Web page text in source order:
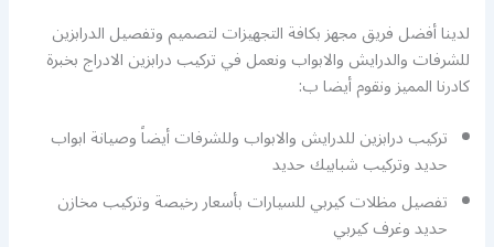
لدينا أفضل فريق مجهز بكافة التجهيزات لتصميم وتفصيل الدرابزين
للشرفات والدرايش والابواب ونعمل في تركيب درابزين الادراج بخبرة
كادرنا المميز ونقوم أيضا ب:
تركيب درابزين للدرايش والابواب وللشرفات أيضاً وصيانة ابواب
حديد وتركيب شبابيك حديد
تفصيل مظلات كيربي للسيارات بأسعار رخيصة وتركيب مخازن
حديد وغرف كيربي